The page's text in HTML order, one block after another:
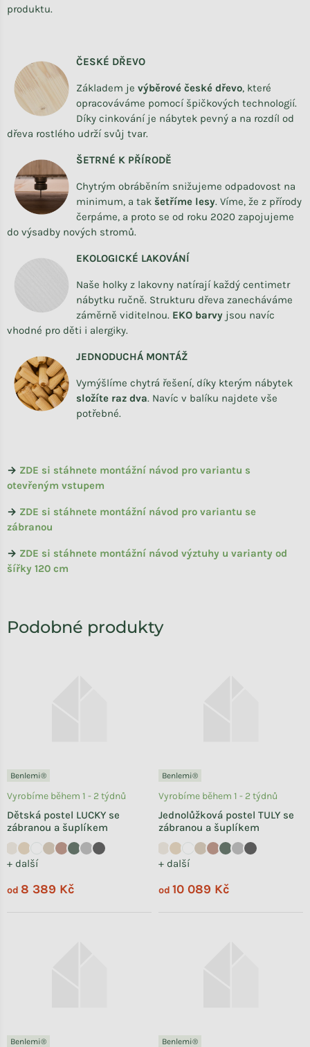
produktu.
ČESKÉ DŘEVO
Základem je výběrové české dřevo, které
opracováváme pomocí špičkových technologií.
Díky cinkování je nábytek pevný a na rozdíl od
dřeva rostlého udrží svůj tvar.
ŠETRNÉ K PŘÍRODĚ
Chytrým obráběním snižujeme odpadovost na
minimum, a tak šetříme lesy. Víme, že z přírody
čerpáme, a proto se od roku 2020 zapojujeme
do výsadby nových stromů.
EKOLOGICKÉ LAKOVÁNÍ
Naše holky z lakovny natírají každý centimetr
nábytku ručně. Strukturu dřeva zanecháváme
záměrně viditelnou. EKO barvy jsou navíc
vhodné pro děti i alergiky.
JEDNODUCHÁ MONTÁŽ
Vymýšlíme chytrá řešení, díky kterým nábytek
složíte raz dva. Navíc v balíku najdete vše
potřebné.
→ ZDE si stáhnete montážní návod pro variantu s
otevřeným vstupem
→ ZDE si stáhnete montážní návod pro variantu se
zábranou
→ ZDE si stáhnete montážní návod výztuhy u varianty od
šířky 120 cm
Benlemi®
Dětská postel LUCKY se
zábranou a šuplíkem
+ další
Vyrobíme během 1 - 2 týdnů
od 8 389 Kč
Benlemi®
Jednolůžková postel TULY se
zábranou a šuplíkem
+ další
Vyrobíme během 1 - 2 týdnů
od 10 089 Kč
Benlemi® Benlemi®